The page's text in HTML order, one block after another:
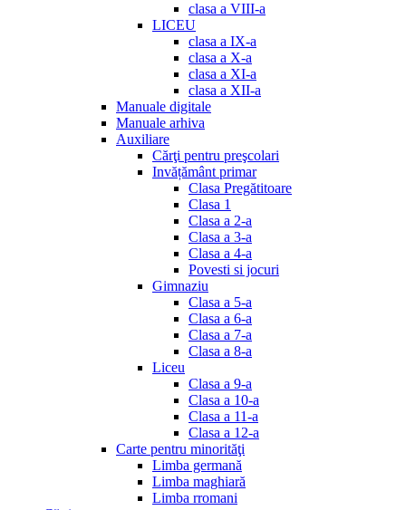
clasa a VIII-a
LICEU
clasa a IX-a
clasa a X-a
clasa a XI-a
clasa a XII-a
Manuale digitale
Manuale arhiva
Auxiliare
Cărţi pentru preşcolari
Invățământ primar
Clasa Pregătitoare
Clasa 1
Clasa a 2-a
Clasa a 3-a
Clasa a 4-a
Povesti si jocuri
Gimnaziu
Clasa a 5-a
Clasa a 6-a
Clasa a 7-a
Clasa a 8-a
Liceu
Clasa a 9-a
Clasa a 10-a
Clasa a 11-a
Clasa a 12-a
Carte pentru minorităţi
Limba germană
Limba maghiară
Limba rromani